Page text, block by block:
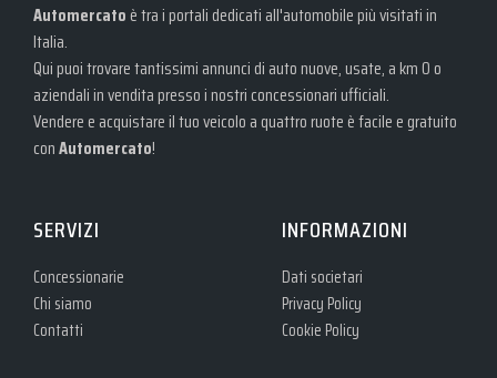
Automercato è tra i portali dedicati all'automobile più visitati in
Italia.
Qui puoi trovare tantissimi annunci di auto nuove, usate, a km 0 o
aziendali in vendita presso i nostri concessionari ufficiali.
Vendere e acquistare il tuo veicolo a quattro ruote è facile e gratuito
conAutomercato!
SERVIZI
Concessionarie
Chi siamo
Contatti
INFORMAZIONI
Dati societari
Privacy Policy
Cookie Policy